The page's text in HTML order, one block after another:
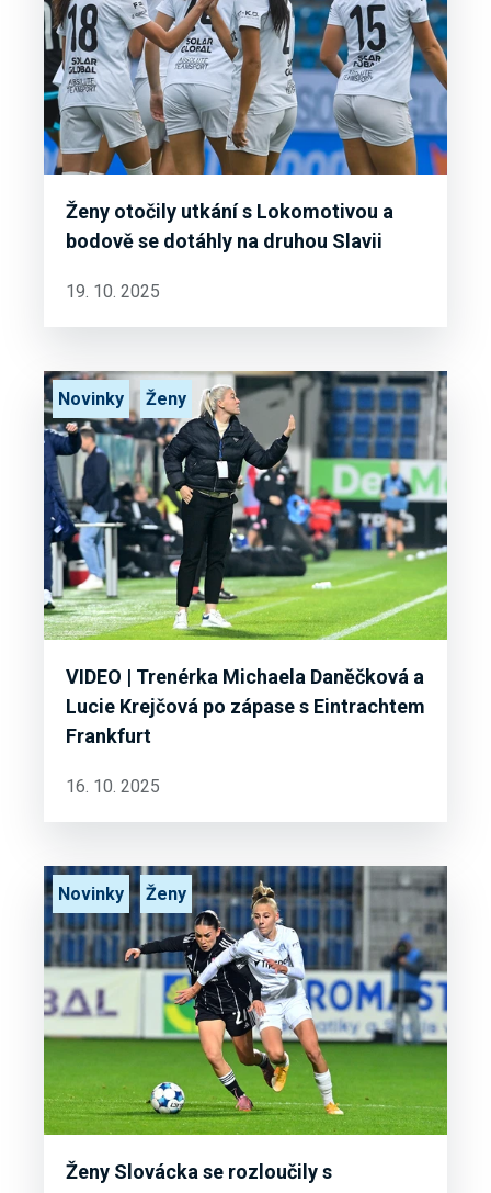
Ženy otočily utkání s Lokomotivou a
bodově se dotáhly na druhou Slavii
19. 10. 2025
VIDEO | Trenérka Michaela Daněčková a
Lucie Krejčová po zápase s Eintrachtem
Frankfurt
Novinky Ženy
16. 10. 2025
Ženy Slovácka se rozloučily s
Novinky Ženy